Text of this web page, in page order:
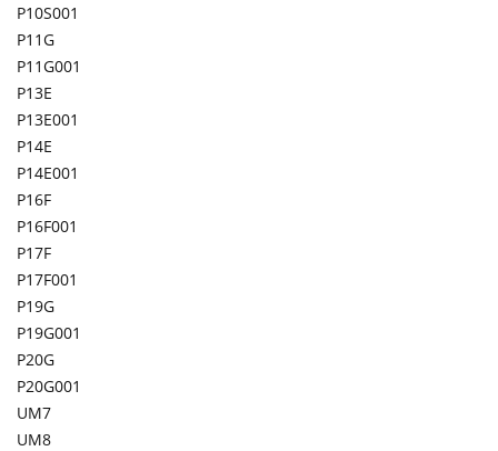
P10S001
P11G
P11G001
P13E
P13E001
P14E
P14E001
P16F
P16F001
P17F
P17F001
P19G
P19G001
P20G
P20G001
UM7
UM8